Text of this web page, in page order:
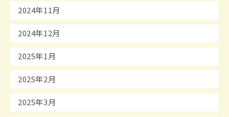
2024年11月
2024年12月
2025年1月
2025年2月
2025年3月